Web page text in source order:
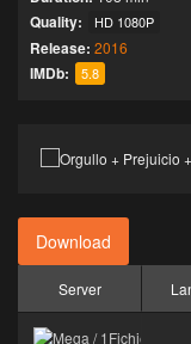
Quality: HD 1080P
Release: 2016
IMDb: 5.8
Download
Server